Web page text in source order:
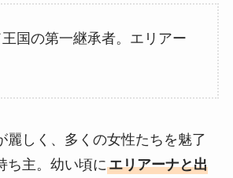
国の第一継承者。エリアー
麗しく、多くの女性たちを魅了
ち主。幼い頃にエリアーナと出